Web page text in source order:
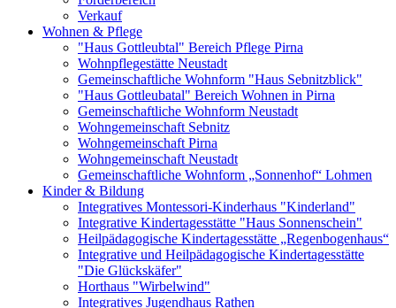
Verkauf
Wohnen & Pflege
"Haus Gottleubtal" Bereich Pflege Pirna
Wohnpflegestätte Neustadt
Gemeinschaftliche Wohnform "Haus Sebnitzblick"
"Haus Gottleubatal" Bereich Wohnen in Pirna
Gemeinschaftliche Wohnform Neustadt
Wohngemeinschaft Sebnitz
Wohngemeinschaft Pirna
Wohngemeinschaft Neustadt
Gemeinschaftliche Wohnform „Sonnenhof“ Lohmen
Kinder & Bildung
Integratives Montessori-Kinderhaus "Kinderland"
Integrative Kindertagesstätte "Haus Sonnenschein"
Heilpädagogische Kindertagesstätte „Regenbogenhaus“
Integrative und Heilpädagogische Kindertagesstätte
"Die Glückskäfer"
Horthaus "Wirbelwind"
Integratives Jugendhaus Rathen